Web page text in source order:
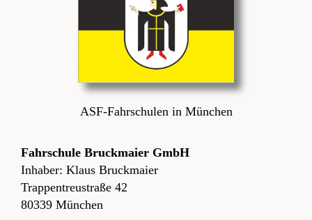
ASF-Fahrschulen in München
Fahrschule Bruckmaier GmbH
Inhaber: Klaus Bruckmaier
Trappentreustraße 42
80339 München